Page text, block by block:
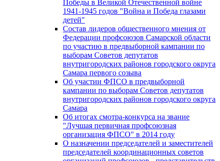
Победы в Великой Отечественной войне
1941-1945 годов "Война и Победа глазами
детей"
Состав лидеров общественного мнения от
Федерации профсоюзов Самарской области
по участию в предвыборной кампании по
выборам Советов депутатов
внутригородских районов городского округа
Самара первого созыва
Об участии ФПСО в предвыборной
кампании по выборам Советов депутатов
внутригородских районов городского округа
Самара
Об итогах смотра-конкурса на звание
"Лучшая первичная профсоюзная
организация ФПСО" в 2014 году
О назначении председателей и заместителей
председателей координационных советов